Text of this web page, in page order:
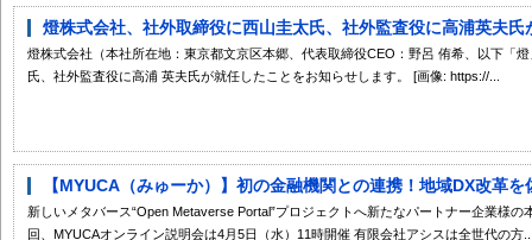
燈株式会社、社外取締役に西山圭太氏、社外監査役に高浦英夫氏
燈株式会社（本社所在地：東京都文京区本郷、代表取締役CEO：野呂 侑希、以下「
氏、社外監査役に高浦 英夫氏が就任したことをお知らせします。 [画像: https://...
【MYUCA（みゅーか）】初の金融機関との連携！地域DX改革
新しいメタバース“Open Metaverse Portal”プロジェクトへ新たなパートナー企業様
回、MYUCAオンライン説明会は4月5日（水）11時開催 有限会社アシスは全世代の方